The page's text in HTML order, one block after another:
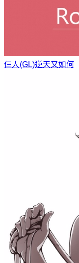
仨人(GL)逆天又如何